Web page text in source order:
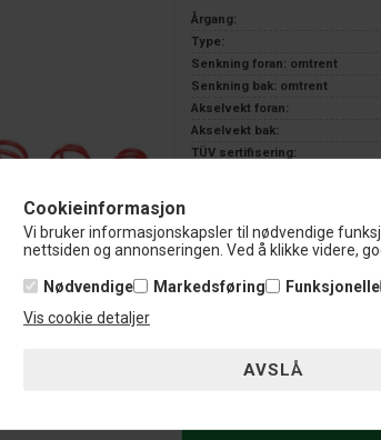
Cookieinformasjon
Vi bruker informasjonskapsler til nødvendige
nettsiden og annonseringen. Ved å klikke videre,
Nødvendige Markedsføring Funksjonelle
Vis cookie detaljer
Årgang:
Type:
Senkning foran: omtrent
Senkning bak: omtrent
Akselvekt foran:
Akselvekt bak:
TÜV sertifisering: